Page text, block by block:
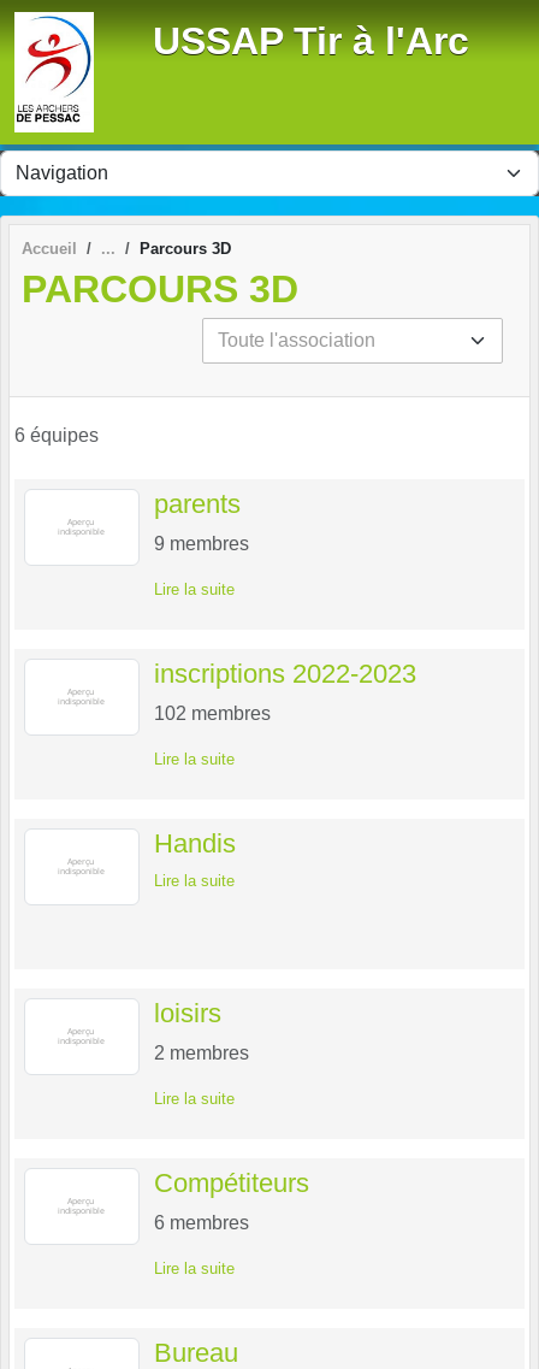
USSAP Tir à l'Arc
Accueil Parcours 3D
PARCOURS 3D
6 équipes
parents
9 membres
Lire la suite
inscriptions 2022-2023
102 membres
Lire la suite
Handis
Lire la suite
loisirs
2 membres
Lire la suite
Compétiteurs
6 membres
Lire la suite
Bureau
Panneau de gestion des cookies